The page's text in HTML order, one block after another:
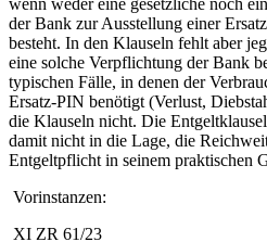
der Bank zur Ausstellung einer
besteht. In den Klauseln fehlt aber
eine solche Verpflichtung der Bank
typischen Fälle, in denen der
Ersatz-PIN benötigt (Verlust,
die Klauseln nicht. Die
damit nicht in die Lage, die
Entgeltpflicht in seinem praktischen
Vorinstanzen:
XI ZR 61/23